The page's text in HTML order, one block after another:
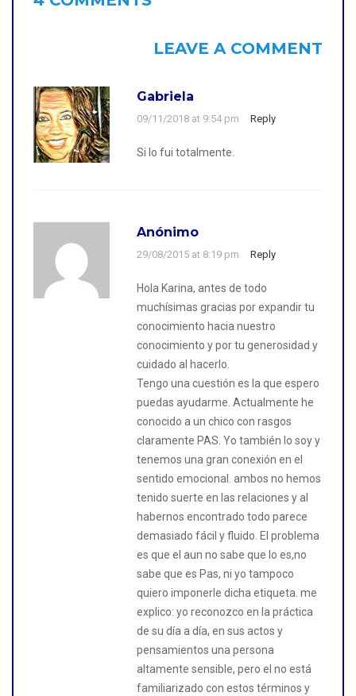
LEAVE A COMMENT
Gabriela
09/11/2018 at 9:54 pm Reply
Si lo fui totalmente.
Anónimo
29/08/2015 at 8:19 pm Reply
Hola Karina, antes de todo
muchísimas gracias por expandir tu
conocimiento hacia nuestro
conocimiento y por tu generosidad y
cuidado al hacerlo.
Tengo una cuestión es la que espero
puedas ayudarme. Actualmente he
conocido a un chico con rasgos
claramente PAS. Yo también lo soy y
tenemos una gran conexión en el
sentido emocional. ambos no hemos
tenido suerte en las relaciones y al
habernos encontrado todo parece
demasiado fácil y fluido. El problema
es que el aun no sabe que lo es,no
sabe que es Pas, ni yo tampoco
quiero imponerle dicha etiqueta. me
explico: yo reconozco en la práctica
de su día a día, en sus actos y
pensamientos una persona
altamente sensible, pero el no está
familiarizado con estos términos y